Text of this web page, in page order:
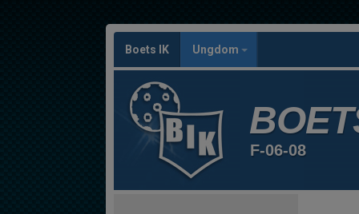
Boets IK Ungdom
F-06-08